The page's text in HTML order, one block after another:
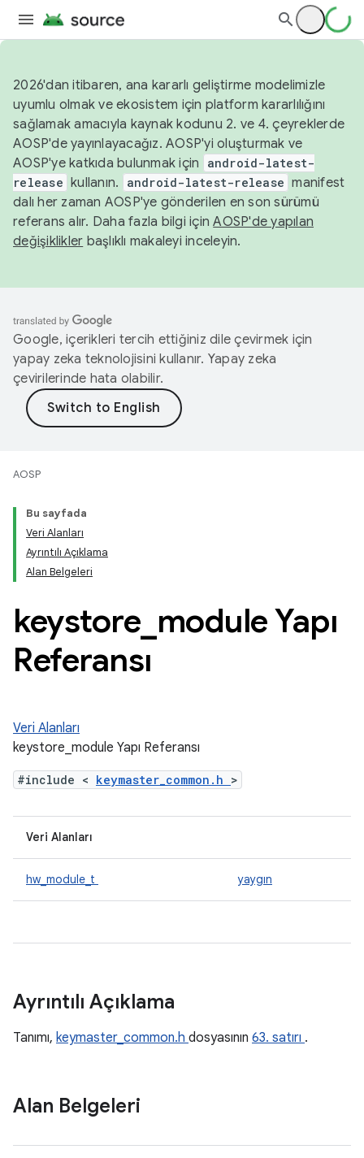
2026'dan itibaren, ana kararlı geliştirme modelimizle
uyumlu olmak ve ekosistem için platform kararlılığını
sağlamak amacıyla kaynak kodunu 2. ve 4. çeyreklerde
AOSP'de yayınlayacağız. AOSP'yi oluşturmak ve
AOSP'ye katkıda bulunmak için
android-latest-
release kullanın. android-latest-release manifest
dalı her zaman AOSP'ye gönderilen en son sürümü
referans alır. Daha fazla bilgi içinAOSP'de yapılan
değişiklikler başlıklı makaleyi inceleyin.
Google, içerikleri tercih ettiğiniz dile çevirmek için
yapay zeka teknolojisini kullanır. Yapay zeka
çevirilerinde hata olabilir.
AOSP
Bu sayfada
Veri Alanları
Ayrıntılı Açıklama
Alan Belgeleri
keystore module Yapı
Referansı
Veri Alanları
keystore_module Yapı Referansı
#include < keymaster_common.h >
Veri Alanları
hw_module_t yaygın
Ayrıntılı Açıklama
Tanımı, keymaster_common.h dosyasının 63. satırı .
Alan Belgeleri